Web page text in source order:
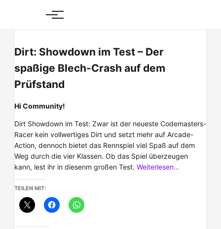
content
Dirt: Showdown im Test – Der
spaßige Blech-Crash auf dem
Prüfstand
Hi Community!
Dirt Showdown im Test: Zwar ist der neueste Codemasters-
Racer kein vollwertiges Dirt und setzt mehr auf Arcade-
Action, dennoch bietet das Rennspiel viel Spaß auf dem
Weg durch die vier Klassen. Ob das Spiel überzeugen
kann, lest ihr in diesenm großen Test. Weiterlesen…
TEILEN MIT: